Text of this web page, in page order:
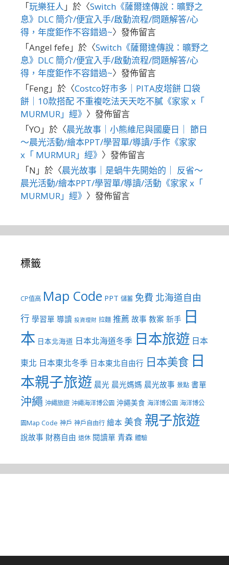
「玩樂狂人 」於〈Switch《薩爾達傳說：曠野之
息》DLC 簡介/便宜入手/啟動流程/問題解答/心
得，年度鉅作不容錯過~〉發佈留言
「Angel fefe 」於〈Switch《薩爾達傳說：曠野之
息》DLC 簡介/便宜入手/啟動流程/問題解答/心
得，年度鉅作不容錯過~〉發佈留言
「Feng」於〈Costco好市多｜PITA皮塔餅 口袋
餅｜10款搭配 不重複吃法天天吃不膩《家家 x「
MURMUR」經》 〉發佈留言
「YO 」於〈晨光故事｜小熊維尼與國慶日｜ 節日
～晨光活動/繪本PPT/學習單/導讀/手作《家家
x「 MURMUR」經》 〉發佈留言
「N 」於〈晨光故事｜是蝸牛先開始的｜ 反省～
晨光活動/繪本PPT/學習單/導讀/活動《家家 x「
MURMUR」經》 〉發佈留言
標籤
CP值高 Map Code PPT 儲蓄 免費 北海道自由
行 學習單 導讀 投資理財 拉麵 推薦 故事 教案 新手 日
本 日本北海道 日本北海道冬季 日本旅遊 日本
東北 日本東北冬季 日本東北自由行 日本美食 日
本親子旅遊 晨光 晨光媽媽 晨光故事 景點 書單
沖繩 沖繩旅遊 沖繩海洋博公園 沖繩美食 海洋博公園 海洋博公
園Map Code 神戶 神戶自由行 繪本 美食 親子旅遊
說故事 財務自由 退休 閱讀單 青森 體驗